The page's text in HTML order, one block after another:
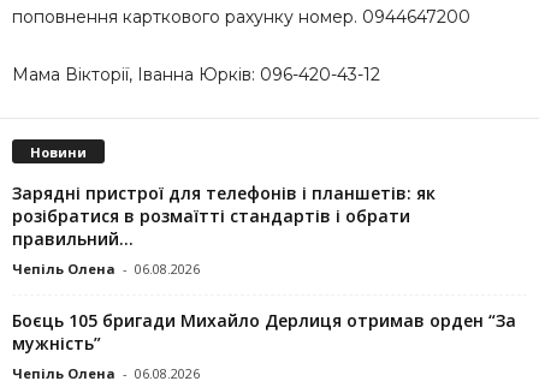
поповнення карткового рахунку номер. 0944647200
Мама Вікторії, Іванна Юрків: 096-420-43-12
Новини
Зарядні пристрої для телефонів і планшетів: як
розібратися в розмаїтті стандартів і обрати
правильний...
Чепіль Олена - 06.08.2026
Боєць 105 бригади Михайло Дерлиця отримав орден “За
мужність”
Чепіль Олена - 06.08.2026